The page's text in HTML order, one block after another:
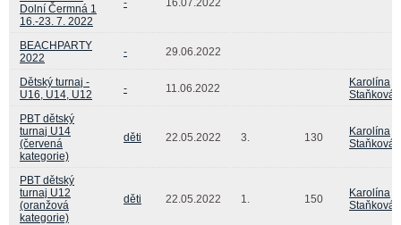
Dolní Čermná 1
16.-23. 7. 2022
- 16.07.2022
BEACHPARTY
2022
- 29.06.2022
Dětský turnaj -
U16, U14, U12
- 11.06.2022
Karolína
Staňková
PBT dětský
turnaj U14
(červená
kategorie)
děti 22.05.2022 3. 130
Karolína
Staňková
PBT dětský
turnaj U12
(oranžová
kategorie)
děti 22.05.2022 1. 150
Karolína
Staňková